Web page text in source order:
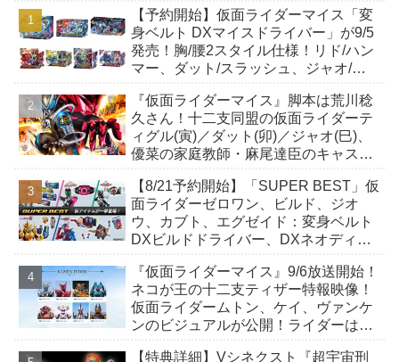
【予約開始】仮面ライダーマイス「変
身ベルト DXマイスドライバー」が9/5
発売！胸/腰2スタイル仕様！リド/ハン
マー、ダット/スラッシュ、ジャオ/バ
も！
『仮面ライダーマイス』脚本は荒川稔
久さん！十二支同盟の仮面ライダーテ
ィグル(寅)／ダット(卯)／ジャオ(巳)、
優菜の家庭教師・麻尾達臣のキャスト
んも変身！
【8/21予約開始】「SUPER BEST」仮
面ライダーゼロワン、ビルド、ジオ
ウ、カブト、エグゼイド：変身ベルト
DXビルドドライバー、DXネオディケ
か12点！
『仮面ライダーマイス』9/6放送開始！
ネコが王の十二支ティザー特報映像！
仮面ライダームトン、ケイ、ヴァンケ
ンのビジュアルが公開！ライダーは子
【特典詳細】Vシネクスト『超宇宙刑